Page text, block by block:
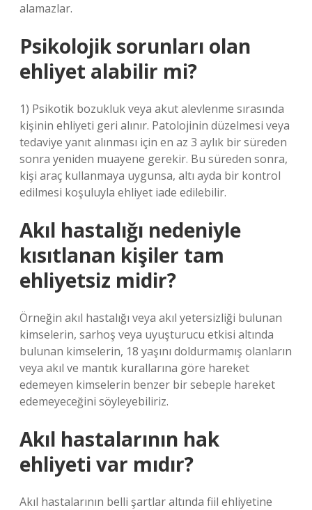
alamazlar.
Psikolojik sorunları olan
ehliyet alabilir mi?
1) Psikotik bozukluk veya akut alevlenme sırasında
kişinin ehliyeti geri alınır. Patolojinin düzelmesi veya
tedaviye yanıt alınması için en az 3 aylık bir süreden
sonra yeniden muayene gerekir. Bu süreden sonra,
kişi araç kullanmaya uygunsa, altı ayda bir kontrol
edilmesi koşuluyla ehliyet iade edilebilir.
Akıl hastalığı nedeniyle
kısıtlanan kişiler tam
ehliyetsiz midir?
Örneğin akıl hastalığı veya akıl yetersizliği bulunan
kimselerin, sarhoş veya uyuşturucu etkisi altında
bulunan kimselerin, 18 yaşını doldurmamış olanların
veya akıl ve mantık kurallarına göre hareket
edemeyen kimselerin benzer bir sebeple hareket
edemeyeceğini söyleyebiliriz.
Akıl hastalarının hak
ehliyeti var mıdır?
Akıl hastalarının belli şartlar altında fiil ehliyetine